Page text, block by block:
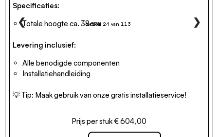
❮ artikel 24 van 113 ❯
Specificaties:
Totale hoogte ca. 38cm
Levering inclusief:
Alle benodigde componenten
Installatiehandleiding
💡 Tip: Maak gebruik van onze gratis installatieservice!
Prijs per stuk € 604,00